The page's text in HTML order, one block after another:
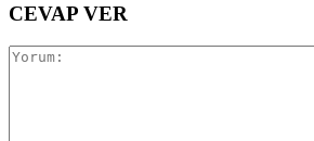
CEVAP VER